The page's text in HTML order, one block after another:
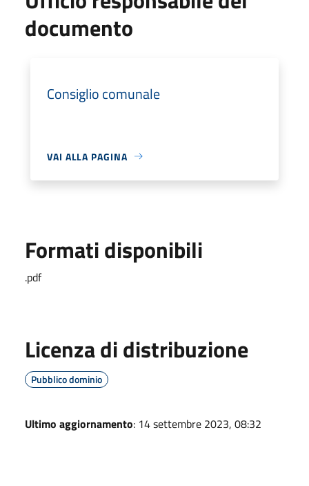
documento
Consiglio comunale
VAI ALLA PAGINA
Formati disponibili
.pdf
Licenza di distribuzione
Pubblico dominio
Ultimo aggiornamento: 14 settembre 2023, 08:32